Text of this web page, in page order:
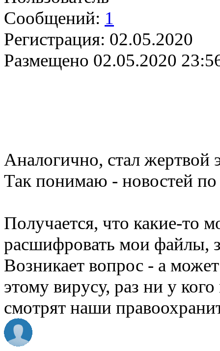
Сообщений: 1
Регистрация: 02.05.2020
Размещено 02.05.2020
Аналогично, стал жертвой
Так понимаю - новостей
Получается, что какие-то
расшифровать мои файлы,
Возникает вопрос - а
этому вирусу, раз ни у
смотрят наши